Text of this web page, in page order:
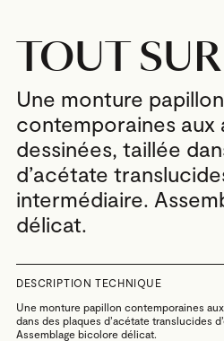
TOUT
Une monture papillon
contemporaines aux
dessinées, taillée
d’acétate
intermédiaire.
délicat.
DESCRIPTION TECHNIQUE
Une monture papillon contemporaines
dans des plaques d’acétate translucides
Assemblage bicolore délicat.